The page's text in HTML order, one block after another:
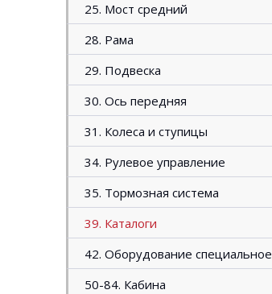
25. Мост средний
28. Рама
29. Подвеска
30. Ось передняя
31. Колеса и ступицы
34. Рулевое управление
35. Тормозная система
39. Каталоги
42. Оборудование специальное
50-84. Кабина